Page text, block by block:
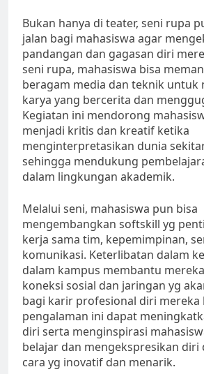
Bukan hanya di teater, seni rupa
jalan bagi mahasiswa agar
pandangan dan gagasan diri
seni rupa, mahasiswa bisa
beragam media dan teknik untuk
karya yang bercerita dan
Kegiatan ini mendorong
menjadi kritis dan kreatif ketika
menginterpretasikan dunia
sehingga mendukung
dalam lingkungan akademik.
Melalui seni, mahasiswa pun bisa
mengembangkan softskill yg
kerja sama tim, kepemimpinan,
komunikasi. Keterlibatan dalam
dalam kampus membantu
koneksi sosial dan jaringan yg
bagi karir profesional diri mereka
pengalaman ini dapat
diri serta menginspirasi
belajar dan mengekspresikan diri
cara yg inovatif dan menarik.